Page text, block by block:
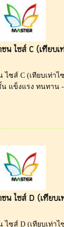
ไซส์ C (เทียบเ
ซส์ C (เทียบเท่า
แข็งแรง ทนทาน -
ไซส์ D (เทียบเ
ซส์ D (เทียบเท่า